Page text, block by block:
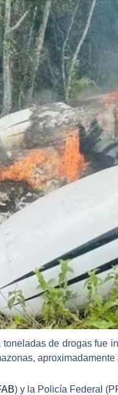
toneladas de drogas fue
,
) y la Policía Federal